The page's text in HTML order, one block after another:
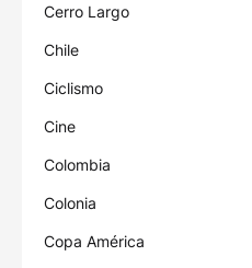
Cerro Largo
Chile
Ciclismo
Cine
Colombia
Colonia
Copa América